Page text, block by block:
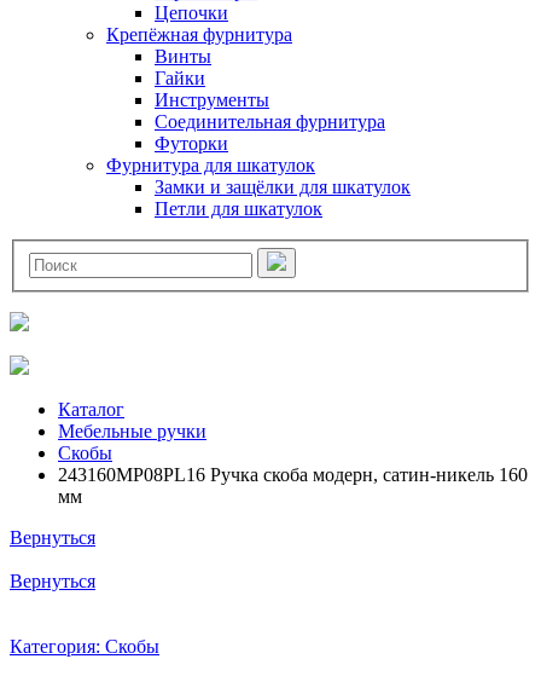
Цепочки
Крепёжная фурнитура
Винты
Гайки
Инструменты
Соединительная фурнитура
Футорки
Фурнитура для шкатулок
Замки и защёлки для шкатулок
Петли для шкатулок
Каталог
Мебельные ручки
Скобы
243160MP08PL16 Ручка скоба модерн, сатин-никель 160
мм
Вернуться
Вернуться
Категория: Скобы